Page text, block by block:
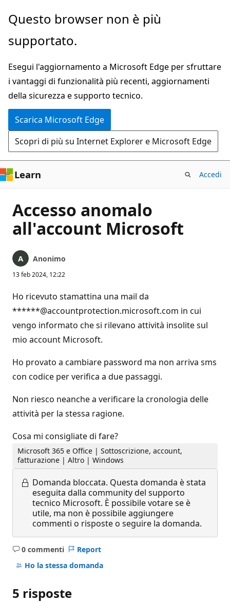
Ignora
passa
contenuto
principale
Questo browser non è più
supportato.
Esegui l'aggiornamento a Microsoft Edge per sfruttare
i vantaggi di funzionalità più recenti, aggiornamenti
della sicurezza e supporto tecnico.
Scarica Microsoft Edge
Scopri di più su Internet Explorer e Microsoft Edge
Learn Accedi
Accesso anomalo
all'account Microsoft
Anonimo
13 feb 2024, 12:22
Ho ricevuto stamattina una mail da
******@accountprotection.microsoft.com in cui
vengo informato che si rilevano attività insolite sul
mio account Microsoft.
Ho provato a cambiare password ma non arriva sms
con codice per verifica a due passaggi.
Non riesco neanche a verificare la cronologia delle
attività per la stessa ragione.
Cosa mi consigliate di fare?
Microsoft 365 e Office | Sottoscrizione, account,
fatturazione | Altro | Windows
Domanda bloccata. Questa domanda è stata
eseguita dalla community del supporto
tecnico Microsoft. È possibile votare se è
utile, ma non è possibile aggiungere
commenti o risposte o seguire la domanda.
0 commenti
Nessun
commento
Report
Ho la stessa domanda
5 risposte